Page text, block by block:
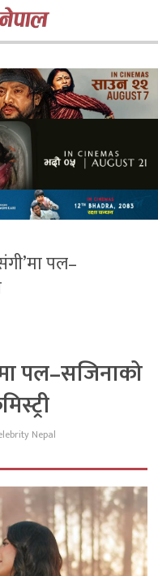
पल–
पल–सजिनाको
Nepal